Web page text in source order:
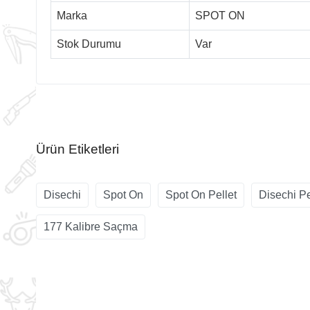
Marka SPOT ON
Stok Durumu Var
Ürün Etiketleri
Disechi Spot On Spot On Pellet Disechi
177 Kalibre Saçma